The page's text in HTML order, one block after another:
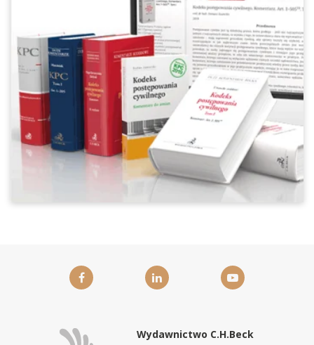
Wydawnictwo C.H.Beck